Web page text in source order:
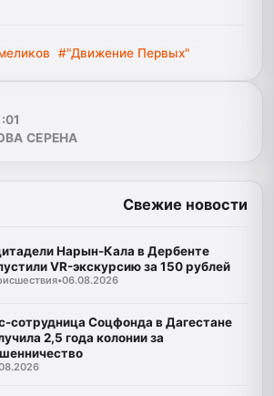
#"Движение Первых"
СЕРЕНА
Свежие новости
Нарын-Кала в Дербенте
VR-экскурсию за 150 рублей
•06.08.2026
сотрудница Соцфонда в Дагестане
2,5 года колонии за